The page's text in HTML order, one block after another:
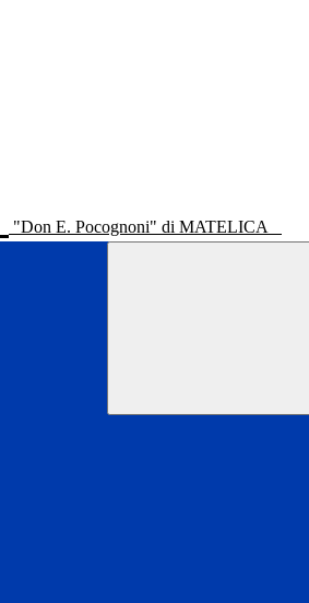
"Don E. Pocognoni" di MATELICA